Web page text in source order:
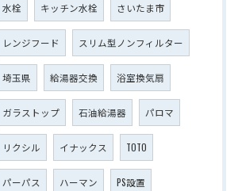
水栓 キッチン水栓 さいたま市
レンジフード スリム型ノンフィルター
埼玉県 給湯器交換 浴室換気扇
ガラストップ 石油給湯器 パロマ
リクシル イナックス TOTO
パーパス ハーマン PS設置